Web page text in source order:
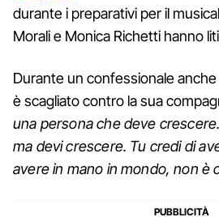
durante i preparativi per il
Morali e Monica Richetti hanno
Durante un confessionale
è scagliato contro la sua
una persona che deve
ma devi crescere. Tu credi di
avere in mano in mondo, non è